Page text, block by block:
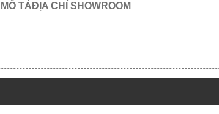
MÔ TẢĐỊA CHỈ SHOWROOM